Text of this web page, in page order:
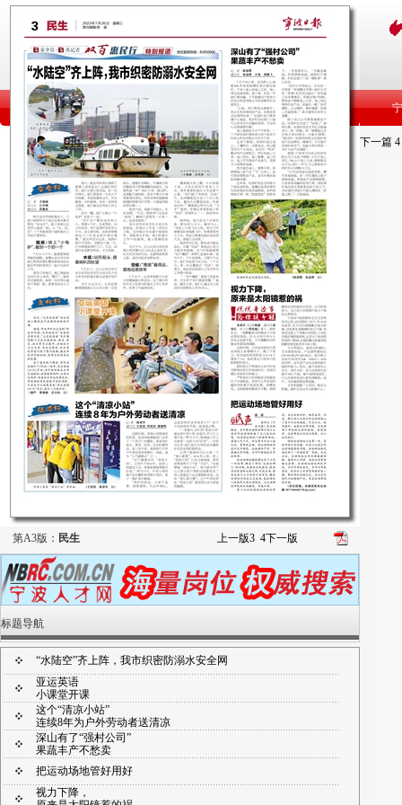
第A3版： 民生 上一版3 4下一版
标题导航
“水陆空”齐上阵，我市织密防溺水安全网
亚运英语
小课堂开课
这个“清凉小站”
连续8年为户外劳动者送清凉
深山有了“强村公司”
果蔬丰产不愁卖
把运动场地管好用好
视力下降，
下一篇 4